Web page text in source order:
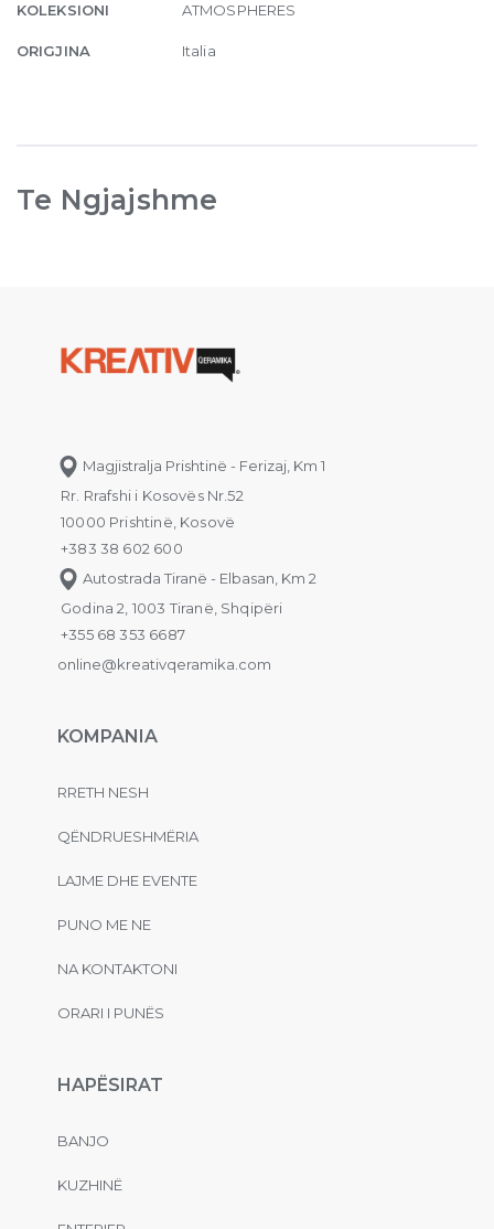
KOLEKSIONI ATMOSPHERES
ORIGJINA Italia
Te Ngjajshme
Magjistralja Prishtinë - Ferizaj, Km 1
Rr. Rrafshi i Kosovës Nr.52
10000 Prishtinë, Kosovë
+383 38 602 600
Autostrada Tiranë - Elbasan, Km 2
Godina 2, 1003 Tiranë, Shqipëri
+355 68 353 6687
online@kreativqeramika.com
KOMPANIA
RRETH NESH
QËNDRUESHMËRIA
LAJME DHE EVENTE
PUNO ME NE
NA KONTAKTONI
ORARI I PUNËS
HAPËSIRAT
BANJO
KUZHINË